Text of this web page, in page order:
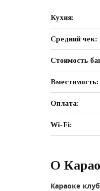
Кухня:
Средний чек:
Стоимость
Вместимость:
Оплата:
Wi-Fi:
О
Караоке